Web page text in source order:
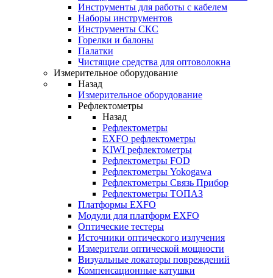
Инструменты для работы с кабелем
Наборы инструментов
Инструменты СКС
Горелки и балоны
Палатки
Чистящие средства для оптоволокна
Измерительное оборудование
Назад
Измерительное оборудование
Рефлектометры
Назад
Рефлектометры
EXFO рефлектометры
KIWI рефлектометры
Рефлектометры FOD
Рефлектометры Yokogawa
Рефлектометры Связь Прибор
Рефлектометры ТОПАЗ
Платформы EXFO
Модули для платформ EXFO
Оптические тестеры
Источники оптического излучения
Измерители оптической мощности
Визуальные локаторы повреждений
Компенсационные катушки